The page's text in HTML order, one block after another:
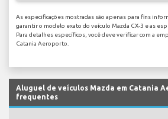
As especificações mostradas são apenas para fins
garantir o modelo exato do veículo Mazda CX-3 e as
Para detalhes específicos, você deve verificar com a
Catania Aeroporto.
Aluguel de veículos Mazda em Catania
frequentes